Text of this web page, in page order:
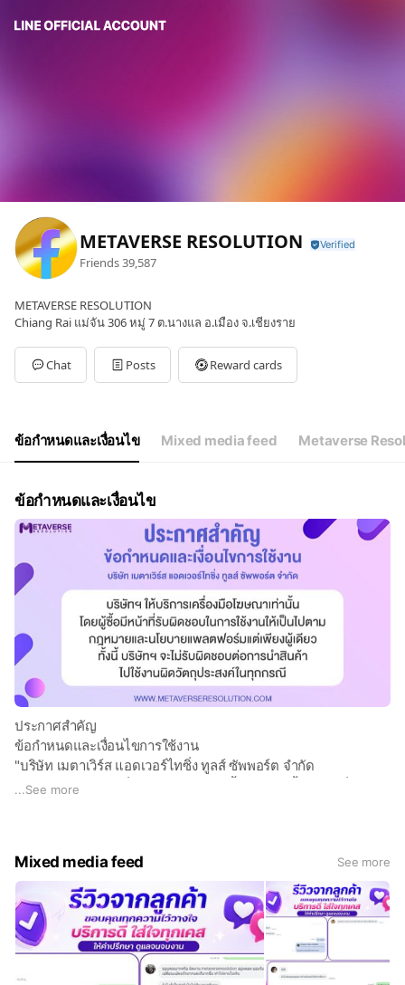
METAVERSE RESOLUTION
Friends39,587
METAVERSE RESOLUTION
Chiang Rai แม่จัน 306 หมู่ 7 ต.นางแล อ.เมือง จ.เชียงราย
Chat Posts Reward cards
ข้อกำหนดและเงื่อนไข Mixed media feed Metaverse
ข้อกำหนดและเงื่อนไข
ประกาศสำคัญ
ข้อกำหนดและเงื่อนไขการใช้งาน
"บริษัท เมตาเวิร์ส แอดเวอร์ไทซิ่ง ทูลส์ ซัพพอร์ต จำกัด
บริษัทฯ ให้บริการเครื่องมือโฆษณาเท่านั้นโดยผู้ซื้อมีหน้าที่รับผิด
...See more
Mixed media feed See more